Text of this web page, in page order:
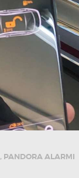
, PANDORA ALARMI